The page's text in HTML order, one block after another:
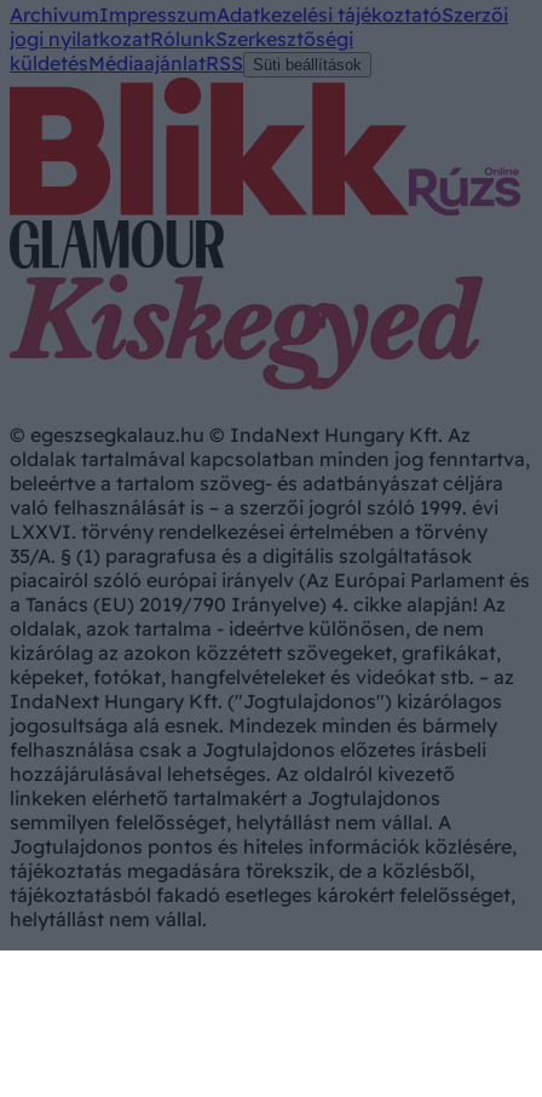
ArchívumImpresszumAdatkezelési tájékoztatóSzerzői
jogi nyilatkozatRólunkSzerkesztőségi
küldetésMédiaajánlatRSS Süti beállítások
© egeszsegkalauz.hu © IndaNext Hungary Kft. Az
oldalak tartalmával kapcsolatban minden jog fenntartva,
beleértve a tartalom szöveg- és adatbányászat céljára
való felhasználását is – a szerzői jogról szóló 1999. évi
LXXVI. törvény rendelkezései értelmében a törvény
35/A. § (1) paragrafusa és a digitális szolgáltatások
piacairól szóló európai irányelv (Az Európai Parlament és
a Tanács (EU) 2019/790 Irányelve) 4. cikke alapján! Az
oldalak, azok tartalma - ideértve különösen, de nem
kizárólag az azokon közzétett szövegeket, grafikákat,
képeket, fotókat, hangfelvételeket és videókat stb. – az
IndaNext Hungary Kft. ("Jogtulajdonos") kizárólagos
jogosultsága alá esnek. Mindezek minden és bármely
felhasználása csak a Jogtulajdonos előzetes írásbeli
hozzájárulásával lehetséges. Az oldalról kivezető
linkeken elérhető tartalmakért a Jogtulajdonos
semmilyen felelősséget, helytállást nem vállal. A
Jogtulajdonos pontos és hiteles információk közlésére,
tájékoztatás megadására törekszik, de a közlésből,
tájékoztatásból fakadó esetleges károkért felelősséget,
helytállást nem vállal.